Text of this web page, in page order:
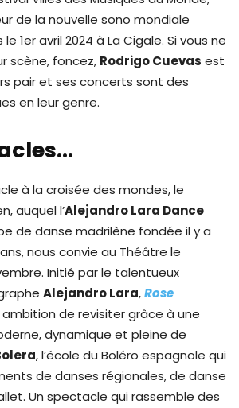
de la nouvelle sono mondiale
1er avril 2024 à La Cigale. Si vous ne
scène, foncez, Rodrigo Cuevas est
pair et ses concerts sont des
en leur genre.
à la croisée des mondes, le
auquel l’Alejandro Lara Dance
de danse madrilène fondée il y a
nous convie au Théâtre le
Initié par le talentueux
Alejandro Lara,Rose
de revisiter grâce à une
dynamique et pleine de
, l’école du Boléro espagnole qui
de danses régionales, de danse
Un spectacle qui rassemble des